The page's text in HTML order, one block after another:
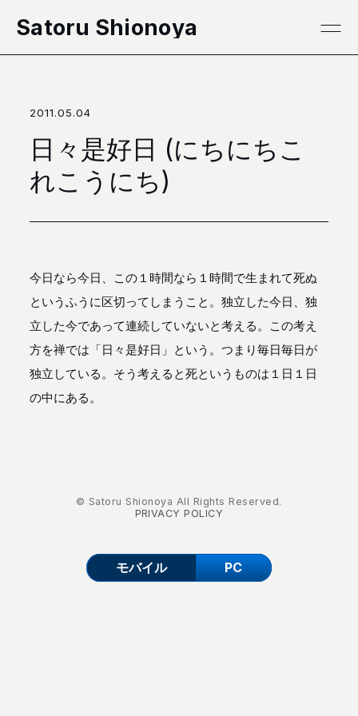
Satoru Shionoya
2011.05.04
日々是好日 (にちにちこ
れこうにち)
今日なら今日、この１時間なら１時間で生まれて死ぬ
というふうに区切ってしまうこと。独立した今日、独
立した今であって連続していないと考える。この考え
方を禅では「日々是好日」という。つまり毎日毎日が
独立している。そう考えると死というものは１日１日
の中にある。
© Satoru Shionoya All Rights Reserved.
PRIVACY POLICY
モバイル PC